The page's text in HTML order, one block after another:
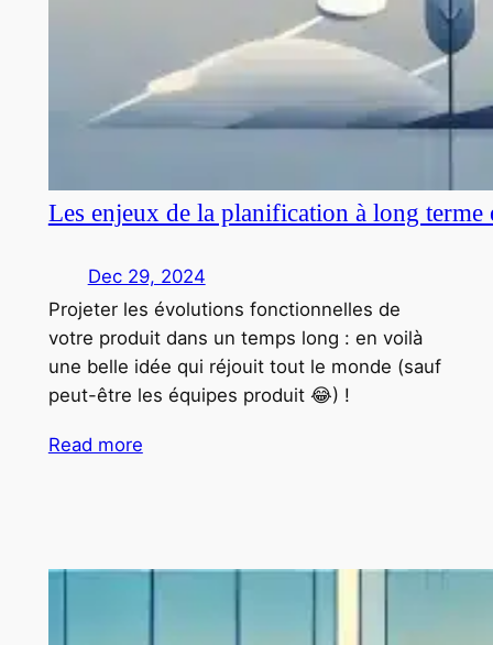
Les enjeux de la planification à long terme
Dec 29, 2024
Projeter les évolutions fonctionnelles de
votre produit dans un temps long : en voilà
une belle idée qui réjouit tout le monde (sauf
peut-être les équipes produit 😂) !
Read more